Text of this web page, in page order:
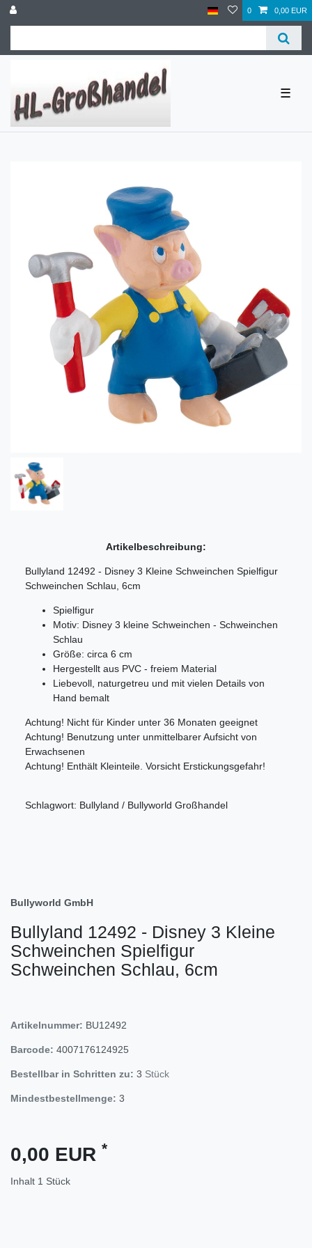
0 0,00 EUR
☰
Artikelbeschreibung:
Bullyland 12492 - Disney 3 Kleine Schweinchen Spielfigur
Schweinchen Schlau, 6cm
Spielfigur
Motiv: Disney 3 kleine Schweinchen - Schweinchen
Schlau
Größe: circa 6 cm
Hergestellt aus PVC - freiem Material
Liebevoll, naturgetreu und mit vielen Details von
Hand bemalt
Achtung! Nicht für Kinder unter 36 Monaten geeignet
Achtung! Benutzung unter unmittelbarer Aufsicht von
Erwachsenen
Achtung! Enthält Kleinteile. Vorsicht Erstickungsgefahr!
Schlagwort: Bullyland / Bullyworld Großhandel
Bullyworld GmbH
Bullyland 12492 - Disney 3 Kleine
Schweinchen Spielfigur
Schweinchen Schlau, 6cm
Artikelnummer: BU12492
Barcode: 4007176124925
Bestellbar in Schritten zu: 3 Stück
Mindestbestellmenge: 3
0,00 EUR *
Inhalt 1 Stück